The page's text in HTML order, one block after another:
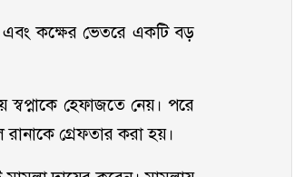
এবং কক্ষের ভেতরে একটি বড়
হেফাজতে নেয়। পরে
রানাকে গ্রেফতার করা হয়।